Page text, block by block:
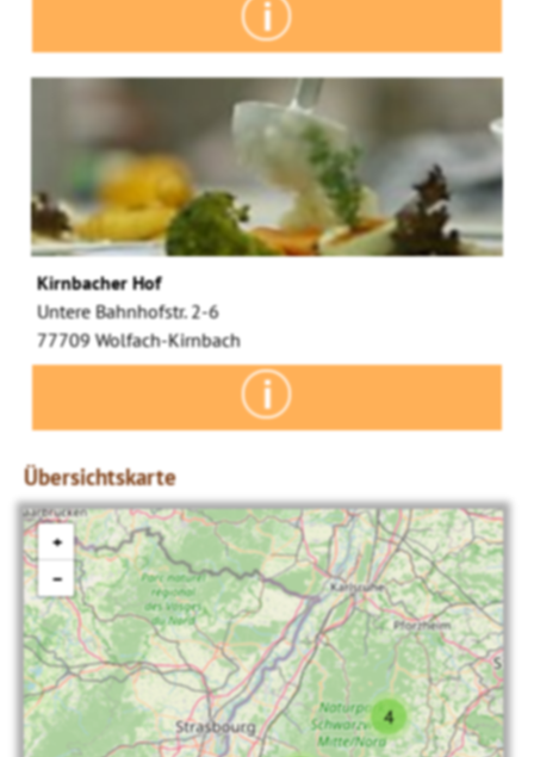
Kirnbacher Hof
Untere Bahnhofstr. 2-6
77709 Wolfach-Kirnbach
Übersichtskarte
4
+
−